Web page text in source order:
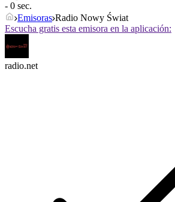
- 0 sec.
Emisoras Radio Nowy Świat
Escucha gratis esta emisora en la aplicación:
radio.net